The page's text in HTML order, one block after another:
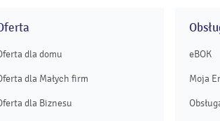
dla domu
dla Małych firm
dla Biznesu
eBOK
Moja